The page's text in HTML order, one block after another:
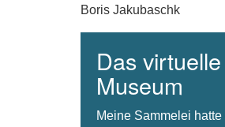
Boris Jakubaschk
Das
Museum
Meine Sammelei